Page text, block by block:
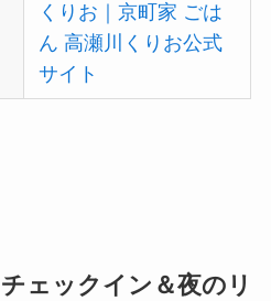
くりお｜京町家 ごは
ん 高瀬川くりお公式
サイト
ェックイン＆夜のリ